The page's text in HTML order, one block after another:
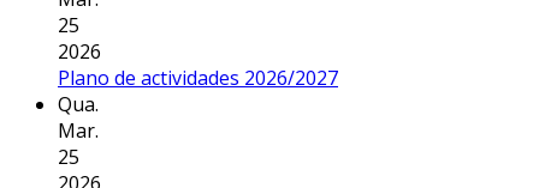
25
2026
Plano de actividades 2026/2027
Qua.
Mar.
25
2026